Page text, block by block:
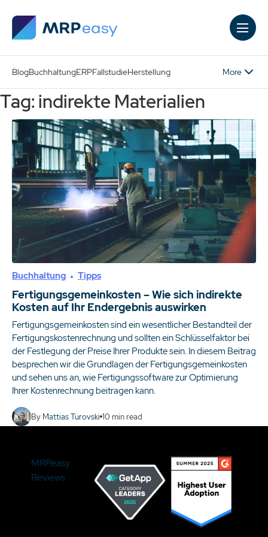
BlogBuchhaltungERPFallstudieHerstellung More
Tag: indirekte Materialien
Buchhaltung Tipps
Fertigungsgemeinkosten – Wie sich indirekte
Kosten auf Ihr Endergebnis auswirken
Fertigungsgemeinkosten sind ein wesentlicher Bestandteil der
Fertigungskostenrechnung und sollten ein Schlüsselfaktor bei
der Festlegung der Preise Ihrer Produkte sein. In diesem Beitrag
besprechen wir die Grundlagen der Fertigungsgemeinkosten
und sehen uns an, wie Fertigungssoftware zur Optimierung
Ihrer Kostenrechnung beitragen kann.
By Mattias Turovski 10 min read
MRPeasy
Reviews